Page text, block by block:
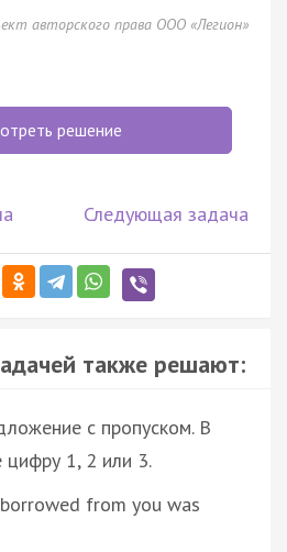
авторского права ООО «Легион»
решение
Следующая задача
также решают:
с пропуском. В
цифру 1, 2 или 3.
borrowed from you was